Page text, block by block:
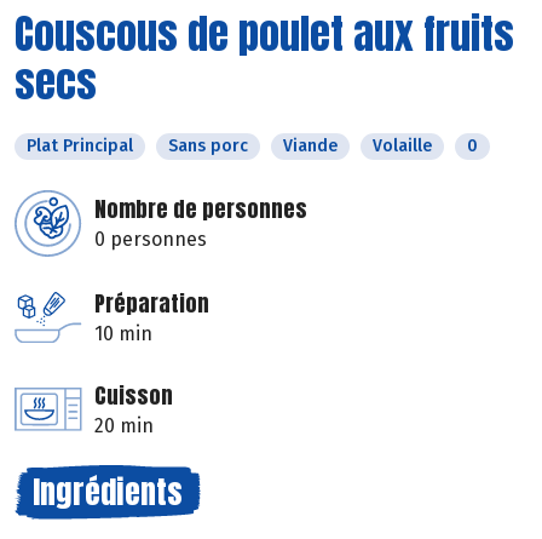
Couscous de poulet aux fruits
secs
Plat Principal Sans porc Viande Volaille 0
Nombre de personnes
0 personnes
Préparation
10 min
Cuisson
20 min
Ingrédients